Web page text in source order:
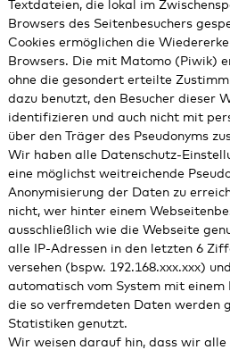
Textdateien, die lokal im
Browsers des Seitenbesuchers
Cookies ermöglichen die
Browsers. Die mit Matomo (Piwik)
ohne die gesondert erteilte
dazu benutzt, den Besucher dieser
identifizieren und auch nicht mit
über den Träger des Pseudonyms
Wir haben alle Datenschutz-
eine möglichst weitreichende
Anonymisierung der Daten zu
nicht, wer hinter einem
ausschließlich wie die Webseite
alle IP-Adressen in den letzten 6
versehen (bspw. 192.168.xxx.xxx)
automatisch vom System mit einem
die so verfremdeten Daten werden
Statistiken genutzt.
Wir weisen darauf hin, dass wir alle